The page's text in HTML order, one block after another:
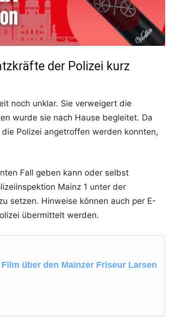
der Polizei kurz
noch unklar. Sie verweigert die
wurde sie nach Hause begleitet. Da
Polizei angetroffen werden konnten,
Fall geben kann oder selbst
Mainz 1 unter der
setzen. Hinweise können auch per E-
übermittelt werden.
über den Mainzer Friseur Larsen